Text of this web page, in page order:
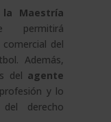
Maestría
del
Además,
del agente
y lo
derecho